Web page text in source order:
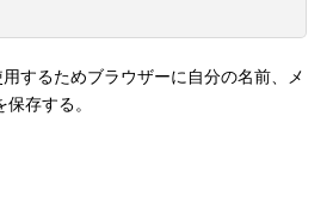
するためブラウザーに自分の名前、メ
存する。